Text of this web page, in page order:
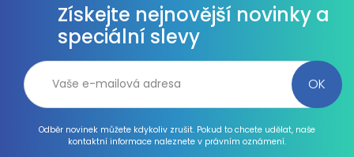
Získejte nejnovější novinky a
speciální slevy
Odběr novinek můžete kdykoliv zrušit. Pokud to chcete udělat, naše
kontaktní informace naleznete v právním oznámení.